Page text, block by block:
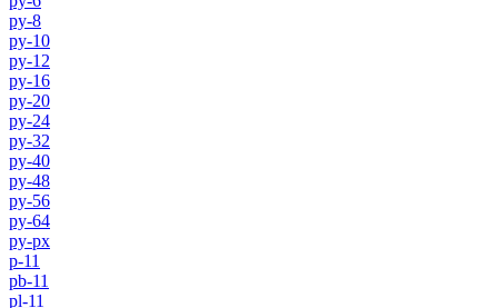
py-8
py-10
py-12
py-16
py-20
py-24
py-32
py-40
py-48
py-56
py-64
py-px
p-11
pb-11
pl-11